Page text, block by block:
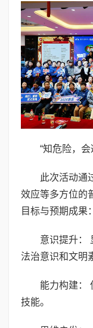
“知危险，会
此次活动通
效应等多方位的
目标与预期成果：
意识提升：
法治意识和文明
能力构建：
技能。